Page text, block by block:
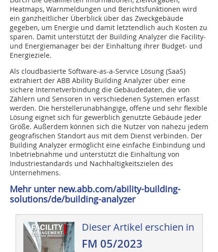
Heatmaps, Warnmeldungen und Berichtsfunktionen wird
ein ganzheitlicher Überblick über das Zweckgebäude
gegeben, um Energie und damit letztendlich auch Kosten zu
sparen. Damit unterstützt der Building Analyzer die Facility-
und Energiemanager bei der Einhaltung ihrer Budget- und
Energieziele.
Als cloudbasierte Software-as-a-Service Lösung (SaaS)
extrahiert der ABB Ability Building Analyzer über eine
sichere Internetverbindung die Gebäudedaten, die von
Zählern und Sensoren in verschiedenen Systemen erfasst
werden. Die herstellerunabhängige, offene und sehr flexible
Lösung eignet sich für gewerblich genutzte Gebäude jeder
Größe. Außerdem können sich die Nutzer von nahezu jedem
geografischen Standort aus mit dem Dienst verbinden. Der
Building Analyzer ermöglicht eine einfache Einbindung und
Inbetriebnahme und unterstützt die Einhaltung von
Industriestandards und Nachhaltigkeitszielen des
Unternehmens.
Mehr unter new.abb.com/ability-building-
solutions/de/building-analyzer
Dieser Artikel erschien in
FM 05/2023